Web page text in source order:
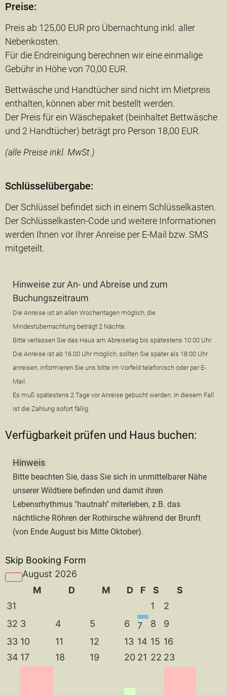
Preise:
Preis ab 125,00 EUR pro Übernachtung inkl. aller
Nebenkosten.
Für die Endreinigung berechnen wir eine einmalige
Gebühr in Höhe von 70,00 EUR.
Bettwäsche und Handtücher sind nicht im Mietpreis
enthalten, können aber mit bestellt werden.
Der Preis für ein Wäschepaket (beinhaltet Bettwäsche
und 2 Handtücher) beträgt pro Person 18,00 EUR.
(alle Preise inkl. MwSt.)
Schlüsselübergabe:
Der Schlüssel befindet sich in einem Schlüsselkasten.
Der Schlüsselkasten-Code und weitere Informationen
werden Ihnen vor Ihrer Anreise per E-Mail bzw. SMS
mitgeteilt.
Hinweise zur An- und Abreise und zum
Buchungszeitraum
Die Anreise ist an allen Wochentagen möglich, die
Mindestübernachtung beträgt 2 Nächte.
Bitte verlassen Sie das Haus am Abreisetag bis spätestens 10:00 Uhr.
Die Anreise ist ab 16:00 Uhr möglich, sollten Sie später als 18:00 Uhr
anreisen, informieren Sie uns bitte im Vorfeld telefonisch oder per E-
Mail.
Es muß spätestens 2 Tage vor Anreise gebucht werden. In diesem Fall
ist die Zahlung sofort fällig.
Verfügbarkeit prüfen und Haus buchen:
Hinweis
Bitte beachten Sie, dass Sie sich in unmittelbarer Nähe
unserer Wildtiere befinden und damit ihren
Lebensrhythmus "hautnah" miterleben, z.B. das
nächtliche Röhren der Rothirsche während der Brunft
(von Ende August bis Mitte Oktober).
Skip Booking Form
August 2026
M
D M D F S
S
31
1
2
32 3 4 5 6 7 8
9
33 10 11 12 13 14 15 16
34 17 18 19 20 21 22 23